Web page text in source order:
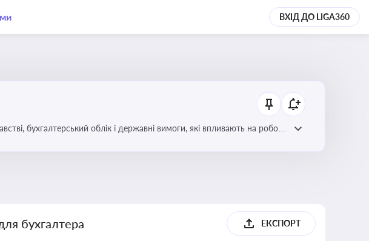
ВХІД ДО LIGA360
бухгалтерський облік і державні вимоги, які впливають на роботу
бухгалтера ЕКСПОРТ